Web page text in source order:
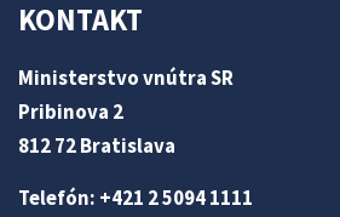
KONTAKT
Ministerstvo vnútra SR
Pribinova 2
812 72 Bratislava
Telefón: +421 2 5094 1111